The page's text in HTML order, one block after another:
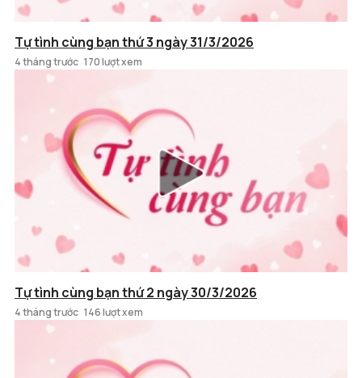
Tự tình cùng bạn thứ 3 ngày 31/3/2026
4 tháng trước 170 lượt xem
Tự tình cùng bạn thứ 2 ngày 30/3/2026
4 tháng trước 146 lượt xem